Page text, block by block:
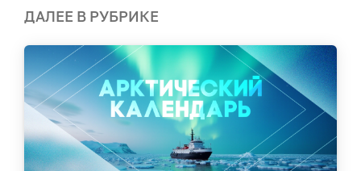
ДАЛЕЕ В РУБРИКЕ